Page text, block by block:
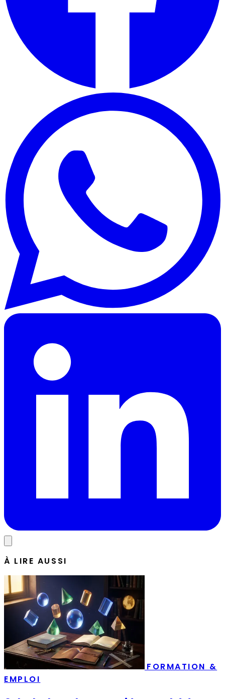
À LIRE AUSSI
FORMATION &
EMPLOI